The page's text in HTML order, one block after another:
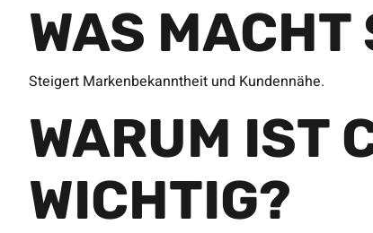
WAS
Steigert Markenbekanntheit und Kundennähe.
WARUM IST
WICHTIG?